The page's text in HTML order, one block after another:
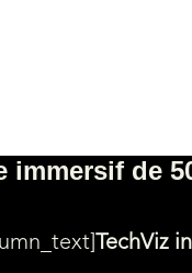
immersif de
TechViz